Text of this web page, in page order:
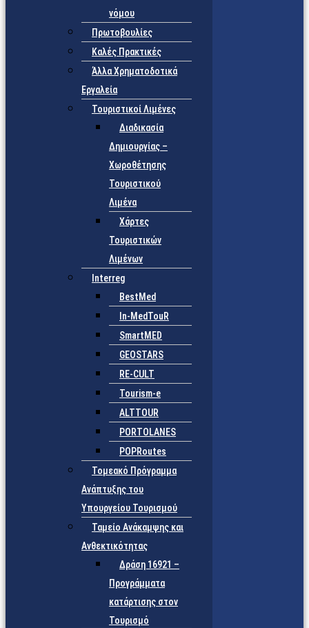
νόμου
Πρωτοβουλίες
Καλές Πρακτικές
Άλλα Χρηματοδοτικά
Εργαλεία
Τουριστικοί Λιμένες
Διαδικασία
Δημιουργίας –
Χωροθέτησης
Τουριστικού
Λιμένα
Χάρτες
Τουριστικών
Λιμένων
Interreg
BestMed
In-MedTouR
SmartMED
GEOSTARS
RE-CULT
Tourism-e
ALTTOUR
PORTOLANES
POPRoutes
Τομεακό Πρόγραμμα
Ανάπτυξης του
Υπουργείου Τουρισμού
Ταμείο Ανάκαμψης και
Ανθεκτικότητας
Δράση 16921 –
Προγράμματα
κατάρτισης στον
Τουρισμό